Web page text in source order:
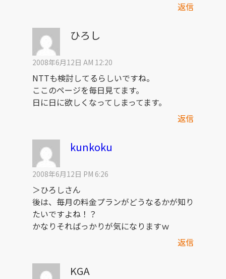
返信
ひろし
2008年6月12日 AM 12:20
NTTも検討してるらしいですね。
ここのページを毎日見てます。
日に日に欲しくなってしまってます。
返信
kunkoku
2008年6月12日 PM 6:26
＞ひろしさん
後は、毎月の料金プランがどうなるかが知り
たいですよね！？
かなりそればっかりが気になりますｗ
返信
KGA